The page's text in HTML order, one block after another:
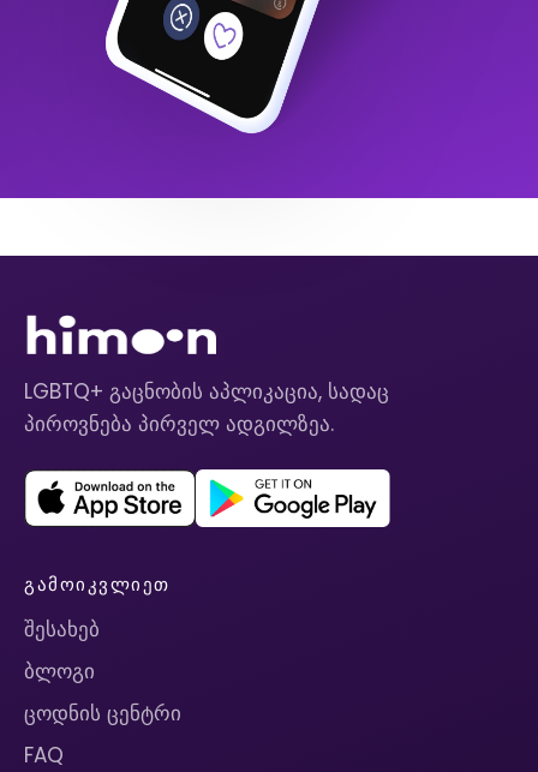
LGBTQ+ გაცნობის აპლიკაცია, სადაც
პიროვნება პირველ ადგილზეა.
ᲒᲐᲛᲝᲘᲙᲕᲚᲘᲔᲗ
შესახებ
ბლოგი
ცოდნის ცენტრი
FAQ